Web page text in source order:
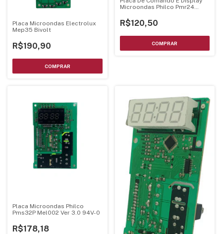
Placa Microondas Electrolux
Mep35 Bivolt
R$190,90
Microondas Philco Pmr24
R$120,50
Placa Microondas Philco
Pms32P Mel002 Ver 3.0 94V-0
R$178,18